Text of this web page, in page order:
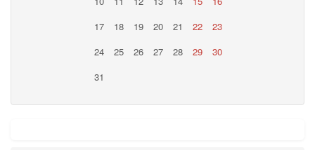
17
18 19 20 21 22
23
24
25 26 27 28 29
30
31